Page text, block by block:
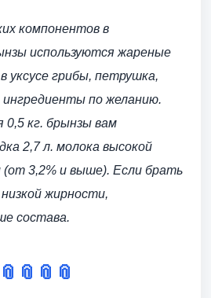
компонентов в
используются жареные
уксусе грибы, петрушка,
ингредиенты по желанию.
0,5 кг. брынзы вам
2,7 л. молока высокой
3,2% и выше). Если брать
жирности,
состава.
📎 📎 📎 📎